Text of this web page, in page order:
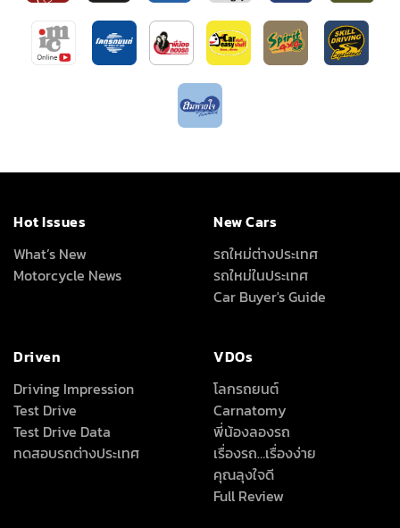
Hot Issues
What’s New
Motorcycle News
New Cars
รถใหม่ต่างประเทศ
รถใหม่ในประเทศ
Car Buyer's Guide
Driven
Driving Impression
Test Drive
Test Drive Data
ทดสอบรถต่างประเทศ
VDOs
โลกรถยนต์
Carnatomy
พี่น้องลองรถ
เรื่องรถ…เรื่องง่าย
คุณลุงใจดี
Full Review